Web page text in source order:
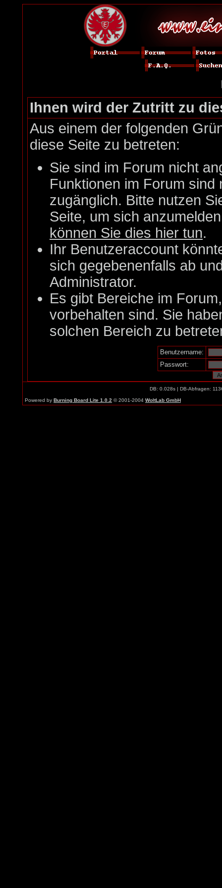
Ihnen wird der Zutritt zu
Aus einem der folgenden
diese Seite zu betreten:
Sie sind im Forum nicht
Funktionen im Forum
zugänglich. Bitte nutzen
Seite, um sich
können Sie dies hier tun.
Ihr Benutzeraccount
sich gegebenenfalls ab
Administrator.
Es gibt Bereiche im
vorbehalten sind. Sie
solchen Bereich zu
Benutzername:
Passwort:
DB: 0.028s | DB-Abfragen:
Powered by Burning Board Lite 1.0.2 © 2001-2004 WoltLab GmbH